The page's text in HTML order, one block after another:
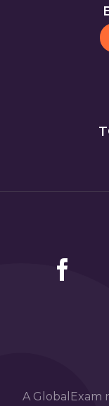
A GlobalExam